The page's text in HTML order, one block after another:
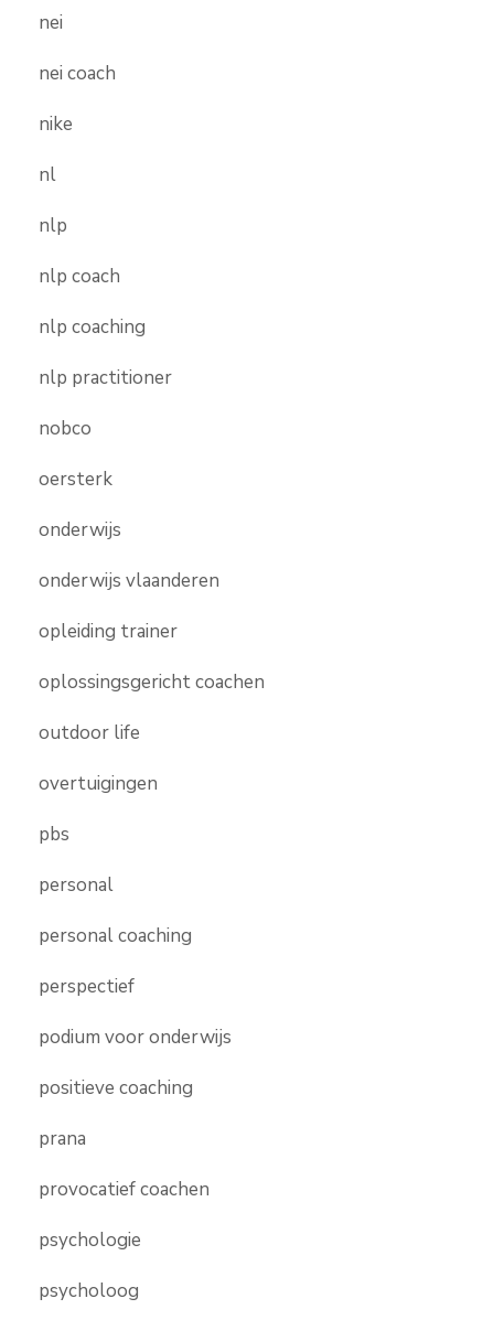
nei
nei coach
nike
nl
nlp
nlp coach
nlp coaching
nlp practitioner
nobco
oersterk
onderwijs
onderwijs vlaanderen
opleiding trainer
oplossingsgericht coachen
outdoor life
overtuigingen
pbs
personal
personal coaching
perspectief
podium voor onderwijs
positieve coaching
prana
provocatief coachen
psychologie
psycholoog